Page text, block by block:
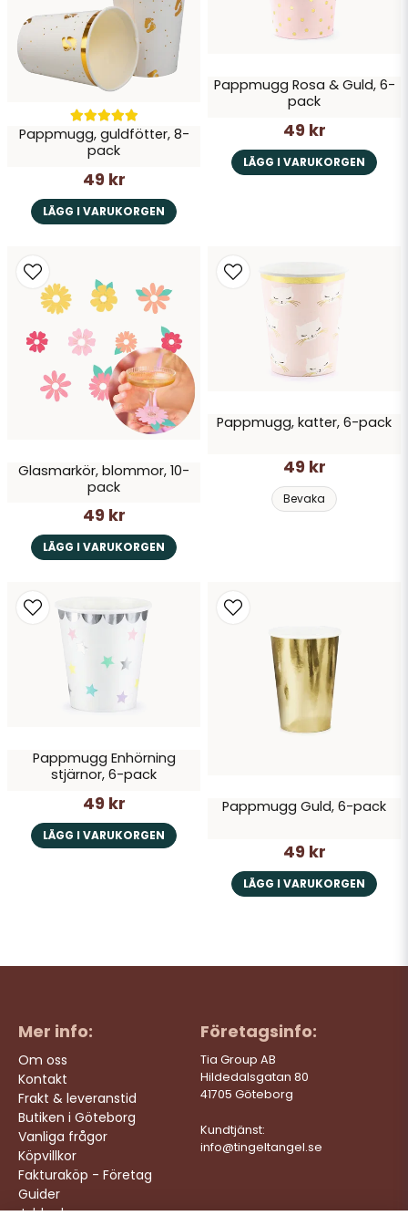
Pappmugg, guldfötter, 8-
pack
49 kr
LÄGG I VARUKORGEN
Pappmugg Rosa & Guld, 6-
pack
49 kr
LÄGG I VARUKORGEN
Glasmarkör, blommor, 10-
pack
49 kr
LÄGG I VARUKORGEN
Pappmugg, katter, 6-pack
49 kr
Bevaka
Pappmugg Enhörning
stjärnor, 6-pack
49 kr
LÄGG I VARUKORGEN
Pappmugg Guld, 6-pack
49 kr
LÄGG I VARUKORGEN
Mer info:
Om oss
Kontakt
Frakt & leveranstid
Butiken i Göteborg
Vanliga frågor
Köpvillkor
Fakturaköp - Företag
Guider
Jobba hos oss
Företagsinfo:
Tia Group AB
Hildedalsgatan 80
41705 Göteborg
Kundtjänst:
info@tingeltangel.se